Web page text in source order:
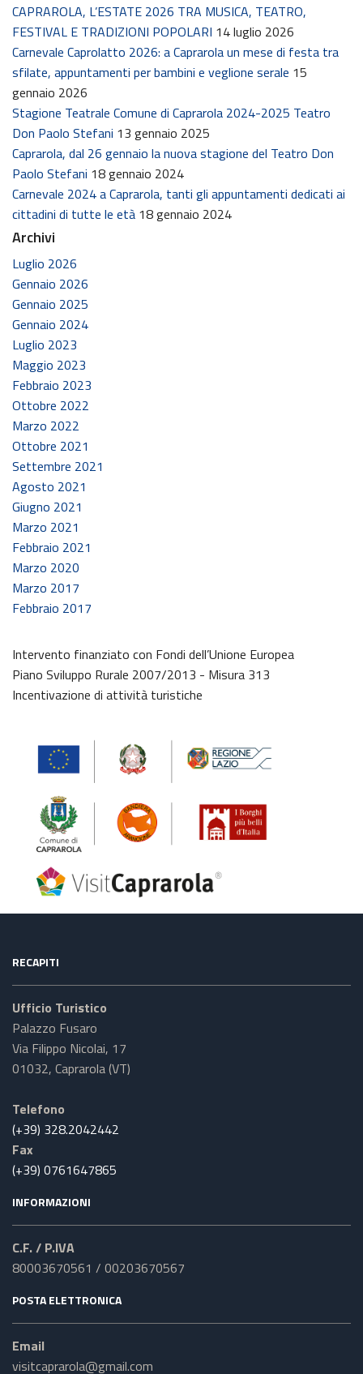
CAPRAROLA, L’ESTATE 2026 TRA MUSICA, TEATRO,
FESTIVAL E TRADIZIONI POPOLARI 14 luglio 2026
Carnevale Caprolatto 2026: a Caprarola un mese di festa tra
sfilate, appuntamenti per bambini e veglione serale 15
gennaio 2026
Stagione Teatrale Comune di Caprarola 2024-2025 Teatro
Don Paolo Stefani 13 gennaio 2025
Caprarola, dal 26 gennaio la nuova stagione del Teatro Don
Paolo Stefani 18 gennaio 2024
Carnevale 2024 a Caprarola, tanti gli appuntamenti dedicati ai
cittadini di tutte le età 18 gennaio 2024
Archivi
Luglio 2026
Gennaio 2026
Gennaio 2025
Gennaio 2024
Luglio 2023
Maggio 2023
Febbraio 2023
Ottobre 2022
Marzo 2022
Ottobre 2021
Settembre 2021
Agosto 2021
Giugno 2021
Marzo 2021
Febbraio 2021
Marzo 2020
Marzo 2017
Febbraio 2017
Intervento finanziato con Fondi dell’Unione Europea
Piano Sviluppo Rurale 2007/2013 - Misura 313
Incentivazione di attività turistiche
RECAPITI
Ufficio Turistico
Palazzo Fusaro
Via Filippo Nicolai, 17
01032, Caprarola (VT)
Telefono
(+39) 328.2042442
Fax
(+39) 0761647865
INFORMAZIONI
C.F. / P.IVA
80003670561 / 00203670567
POSTA ELETTRONICA
Email
visitcaprarola@gmail.com